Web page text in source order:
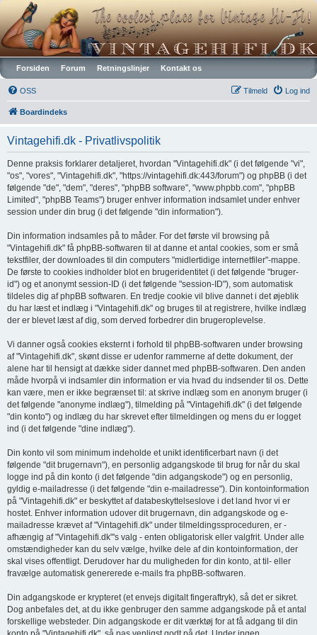
Vintagehifi.dk
Forsiden Forum Retningslinjer Kontakt os
OSS Log ind
Tilmeld
Boardindeks
Vintagehifi.dk - Privatlivspolitik
Denne praksis forklarer detaljeret, hvordan "Vintagehifi.dk" (i det følgende "vi",
"os", "vores", "Vintagehifi.dk", "https://vintagehifi.dk:443/forum") og phpBB (i det
følgende "de", "dem", "deres", "phpBB software", "www.phpbb.com", "phpBB
Limited", "phpBB Teams") bruger enhver information indsamlet under enhver
session under din brug (i det følgende "din information").
Din information indsamles på to måder. For det første vil browsing på
"Vintagehifi.dk" få phpBB-softwaren til at danne et antal cookies, som er små
tekstfiler, der downloades til din computers "midlertidige internetfiler"-mappe.
De første to cookies indholder blot en brugeridentitet (i det følgende "bruger-
id") og et anonymt session-ID (i det følgende "session-ID"), som automatisk
tildeles dig af phpBB softwaren. En tredje cookie vil blive dannet i det øjeblik
du har læst et indlæg i "Vintagehifi.dk" og bruges til at registrere, hvilke indlæg
der er blevet læst af dig, som derved forbedrer din brugeroplevelse.
Vi danner også cookies eksternt i forhold til phpBB-softwaren under browsing
af "Vintagehifi.dk", skønt disse er udenfor rammerne af dette dokument, der
alene har til hensigt at dække sider dannet med phpBB-softwaren. Den anden
måde hvorpå vi indsamler din information er via hvad du indsender til os. Dette
kan være, men er ikke begrænset til: at skrive indlæg som en anonym bruger (i
det følgende "anonyme indlæg"), tilmelding på "Vintagehifi.dk" (i det følgende
"din konto") og indlæg du har skrevet efter tilmeldingen og mens du er logget
ind (i det følgende "dine indlæg").
Din konto vil som minimum indeholde et unikt identificerbart navn (i det
følgende "dit brugernavn"), en personlig adgangskode til brug for når du skal
logge ind på din konto (i det følgende "din adgangskode") og en personlig,
gyldig e-mailadresse (i det følgende "din e-mailadresse"). Din kontoinformation
på "Vintagehifi.dk" er beskyttet af databeskyttelseslove i det land hvor vi er
hostet. Enhver information udover dit brugernavn, din adgangskode og e-
mailadresse krævet af "Vintagehifi.dk" under tilmeldingssproceduren, er -
afhængig af "Vintagehifi.dk"'s valg - enten obligatorisk eller valgfrit. Under alle
omstændigheder kan du selv vælge, hvilke dele af din kontoinformation, der
skal vises offentligt. Derudover har du muligheden for din konto, at til- eller
fravælge automatisk genererede e-mails fra phpBB-softwaren.
Din adgangskode er krypteret (et envejs digitalt fingeraftryk), så det er sikret.
Dog anbefales det, at du ikke genbruger den samme adgangskode på et antal
forskellige websteder. Din adgangskode er dit værktøj for at få adgang til din